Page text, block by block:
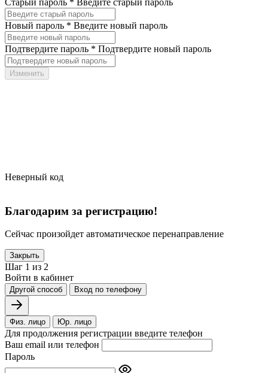
Старый пароль * Введите старый пароль
Новый пароль * Введите новый пароль
Подтвердите пароль * Подтвердите новый пароль
Неверный код
Благодарим за регистрацию!
Сейчас произойдет автоматическое перенаправление
Закрыть
Шаг 1 из 2
Войти в кабинет
Другой способ Вход по телефону
Физ. лицо Юр. лицо
Для продолжения регистрации введите телефон
Ваш email или телефон
Пароль